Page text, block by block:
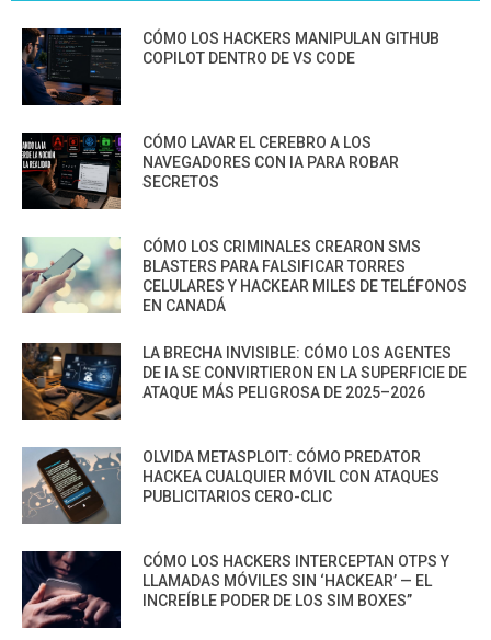
CÓMO LOS HACKERS MANIPULAN GITHUB
COPILOT DENTRO DE VS CODE
CÓMO LAVAR EL CEREBRO A LOS
NAVEGADORES CON IA PARA ROBAR
SECRETOS
CÓMO LOS CRIMINALES CREARON SMS
BLASTERS PARA FALSIFICAR TORRES
CELULARES Y HACKEAR MILES DE TELÉFONOS
EN CANADÁ
LA BRECHA INVISIBLE: CÓMO LOS AGENTES
DE IA SE CONVIRTIERON EN LA SUPERFICIE DE
ATAQUE MÁS PELIGROSA DE 2025–2026
OLVIDA METASPLOIT: CÓMO PREDATOR
HACKEA CUALQUIER MÓVIL CON ATAQUES
PUBLICITARIOS CERO-CLIC
CÓMO LOS HACKERS INTERCEPTAN OTPS Y
LLAMADAS MÓVILES SIN ‘HACKEAR’ — EL
INCREÍBLE PODER DE LOS SIM BOXES”